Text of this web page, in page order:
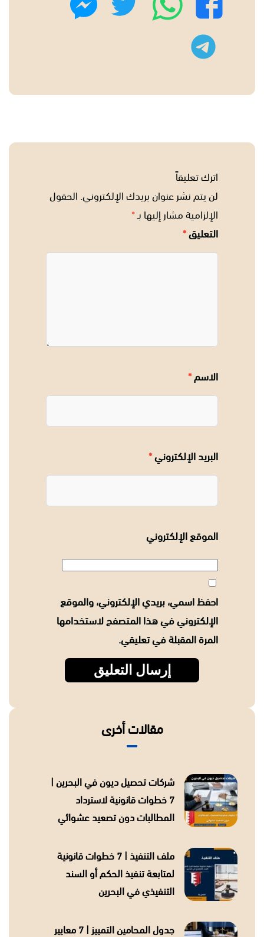
اترك تعليقاً
لن يتم نشر عنوان بريدك الإلكتروني. الحقول
الإلزامية مشار إليها بـ*
التعليق*
الاسم*
البريد الإلكتروني*
الموقع الإلكتروني
احفظ اسمي، بريدي الإلكتروني، والموقع
الإلكتروني في هذا المتصفح لاستخدامها
المرة المقبلة في تعليقي.
مقالات أخرى
شركات تحصيل ديون في البحرين |
7 خطوات قانونية لاسترداد
المطالبات دون تصعيد عشوائي
ملف التنفيذ | 7 خطوات قانونية
لمتابعة تنفيذ الحكم أو السند
التنفيذي في البحرين
جدول المحامين التمييز | 7 معايير